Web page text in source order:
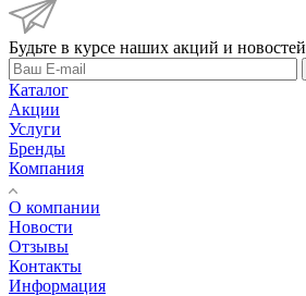
Будьте в курсе наших акций и новостей
Каталог
Акции
Услуги
Бренды
Компания
О компании
Новости
Отзывы
Контакты
Информация